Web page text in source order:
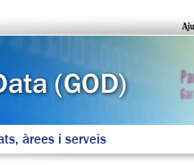
àrees i serveis